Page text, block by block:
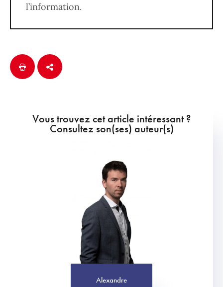
l’information.
Vous trouvez cet article intéressant ?
Consultez son(ses) auteur(s)
Alexandre